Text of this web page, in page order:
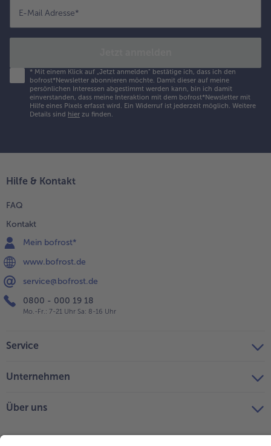
E-Mail Adresse*
* Mit einem Klick auf „Jetzt anmelden" bestätige ich, dass ich den
bofrost*Newsletter abonnieren möchte. Damit dieser auf meine
persönlichen Interessen abgestimmt werden kann, bin ich damit
einverstanden, dass meine Interaktion mit dem bofrost*Newsletter mit
Hilfe eines Pixels erfasst wird. Ein Widerruf ist jederzeit möglich. Weitere
Details sind hier zu finden.
Hilfe & Kontakt
FAQ
Kontakt
Mein bofrost*
www.bofrost.de
service@bofrost.de
0800 - 000 19 18
Mo.-Fr.: 7-21 Uhr Sa: 8-16 Uhr
Service
Unternehmen
Über uns